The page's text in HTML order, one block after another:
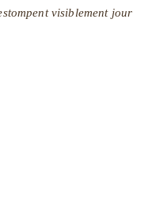
visiblement jour